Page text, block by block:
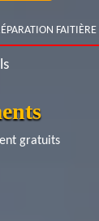
FAITIÈRE
gratuits